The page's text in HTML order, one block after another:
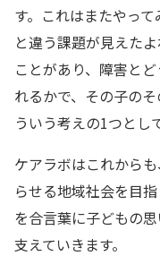
す。これはまたやっ
と違う課題が見えた
ことがあり、障害と
れるかで、その子の
ういう考えの1つとし
ケアラボはこれから
らせる地域社会を目指
を合言葉に子どもの
支えていきます。